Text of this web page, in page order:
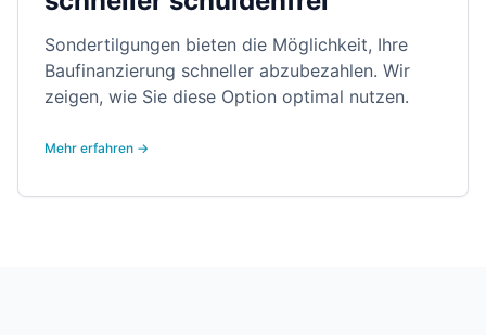
Sondertilgungen bieten die Möglichkeit, Ihre
Baufinanzierung schneller abzubezahlen. Wir
zeigen, wie Sie diese Option optimal nutzen.
Mehr erfahren →